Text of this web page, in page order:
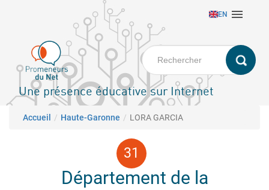
principal
EN 
Une présence éducative sur Internet
Fil d'Ariane
Accueil Haute-Garonne LORA GARCIA
Département de la